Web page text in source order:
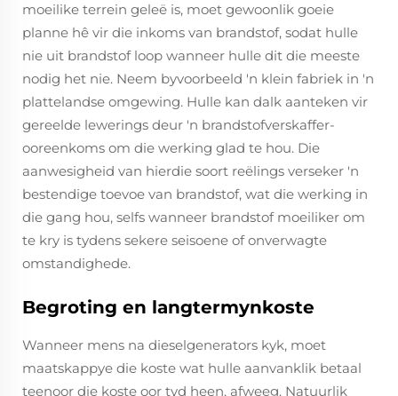
moeilike terrein geleë is, moet gewoonlik goeie
planne hê vir die inkoms van brandstof, sodat hulle
nie uit brandstof loop wanneer hulle dit die meeste
nodig het nie. Neem byvoorbeeld 'n klein fabriek in 'n
plattelandse omgewing. Hulle kan dalk aanteken vir
gereelde lewerings deur 'n brandstofverskaffer-
ooreenkoms om die werking glad te hou. Die
aanwesigheid van hierdie soort reëlings verseker 'n
bestendige toevoe van brandstof, wat die werking in
die gang hou, selfs wanneer brandstof moeiliker om
te kry is tydens sekere seisoene of onverwagte
omstandighede.
Begroting en langtermynkoste
Wanneer mens na dieselgenerators kyk, moet
maatskappye die koste wat hulle aanvanklik betaal
teenoor die koste oor tyd heen, afweeg. Natuurlik